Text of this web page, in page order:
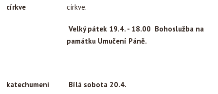
církve
církve.
Velký pátek 19.4. - 18.00 Bohoslužba na
památku Umučení Páně.
katechumeni Bílá sobota 20.4.